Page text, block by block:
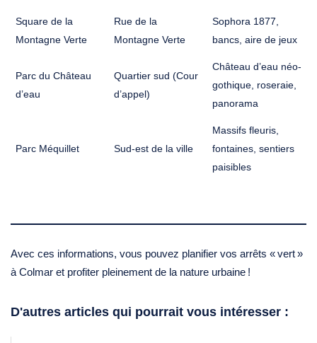
Square de la
Montagne Verte
Rue de la
Montagne Verte
Sophora 1877,
bancs, aire de jeux
Parc du Château
d’eau
Quartier sud (Cour
d’appel)
Château d’eau néo-
gothique, roseraie,
panorama
Parc Méquillet Sud-est de la ville
Massifs fleuris,
fontaines, sentiers
paisibles
Avec ces informations, vous pouvez planifier vos arrêts « vert »
à Colmar et profiter pleinement de la nature urbaine !
D'autres articles qui pourrait vous intéresser :